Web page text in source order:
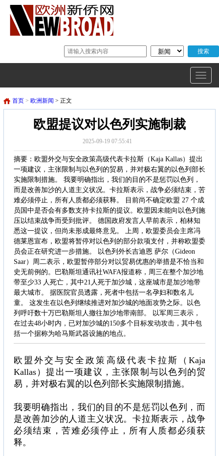
首页 > 欧洲新闻 > 正文
欧盟提议对以色列实施制裁
2025-09-19 07:55:41
摘要：欧盟外交与安全政策高级代表卡拉斯（Kaja Kallas）提出
一项建议，主张限制与以色列的贸易，并对极右翼的以色列部长
实施限制措施。 我要明确指出，我们的目的不是惩罚以色列，
而是改善加沙的人道主义状况。卡拉斯表示，战争必须结束，苦
难必须停止，所有人质都必须获释。 目前尚不确定欧盟 27 个成
员国中是否会有多数支持卡拉斯的提议。欧盟因未能向以色列施
压以结束战争而受到批评。 德国政府发言人早前表示，柏林知
悉这一提议，但尚未形成最终意见。 上周，欧盟委员会主席冯
德莱恩宣布，欧盟将暂停对以色列的部分款项支付，并称欧盟委
员会正在研究进一步措施。 以色列外长吉迪恩 萨尔（Gideon
Saar）周二表示，欧盟暂停部分对以贸易优惠的举措是不恰当和
史无前例的。巴勒斯坦通讯社WAFA报道称，周三在整个加沙地
带至少33 人死亡，其中21人死于加沙城，这座城市是加沙地带
最大城市。 据医院官员透露，死者中包括一名孕妇和数名儿
童。 这发生在以色列继续推进对加沙城的地面攻势之际。以色
列呼吁数十万巴勒斯坦人撤往加沙地带南部。 以军周三表示，
在过去48小时内，已对加沙城的150多个目标发动攻击，其中包
括一个据称为哈马斯武器设施的地点。
欧盟外交与安全政策高级代表卡拉斯（Kaja
Kallas）提出一项建议，主张限制与以色列的贸
易，并对极右翼的以色列部长实施限制措施。
我要明确指出，我们的目的不是惩罚以色列，而
是改善加沙的人道主义状况。卡拉斯表示，战争
必须结束，苦难必须停止，所有人质都必须获
释。